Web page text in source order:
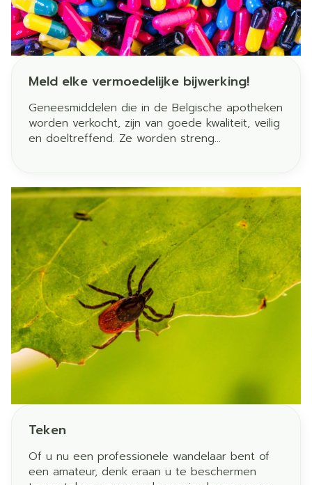
Meld elke vermoedelijke bijwerking!
Geneesmiddelen die in de Belgische apotheken
worden verkocht, zijn van goede kwaliteit, veilig
en doeltreffend. Ze worden streng
gezondheidsproducten (fagg). Toch kunnen
sommige patiënten last hebben van
bijwerkingen van het geneesmiddel die nog
niet bekend waren. Elk geneesmiddel kan
immers onbedoelde neveneffecten met zich
meebrengen.
Teken
Of u nu een professionele wandelaar bent of
een amateur, denk eraan u te beschermen